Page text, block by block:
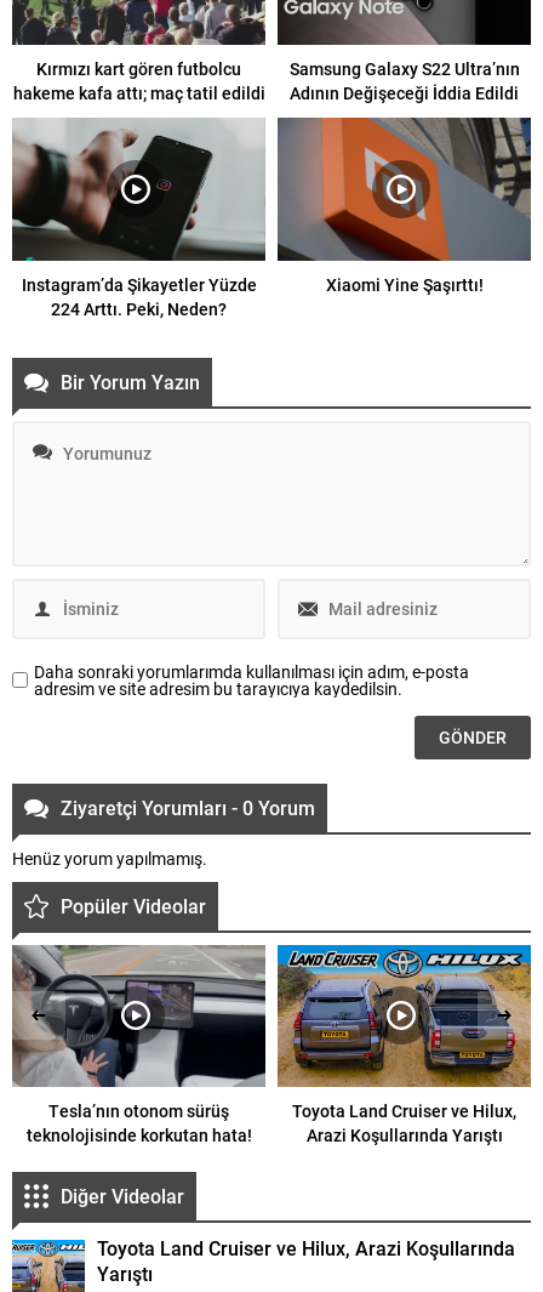
Kırmızı kart gören futbolcu
hakeme kafa attı; maç tatil edildi
Samsung Galaxy S22 Ultra’nın
Adının Değişeceği İddia Edildi
Instagram’da Şikayetler Yüzde
224 Arttı. Peki, Neden?
Xiaomi Yine Şaşırttı!
Bir Yorum Yazın
Daha sonraki yorumlarımda kullanılması için adım, e-posta
adresim ve site adresim bu tarayıcıya kaydedilsin.
Ziyaretçi Yorumları - 0 Yorum
Henüz yorum yapılmamış.
Popüler Videolar
Tesla’nın otonom sürüş
teknolojisinde korkutan hata!
Toyota Land Cruiser ve Hilux,
Arazi Koşullarında Yarıştı
Diğer Videolar
Toyota Land Cruiser ve Hilux, Arazi Koşullarında
Yarıştı